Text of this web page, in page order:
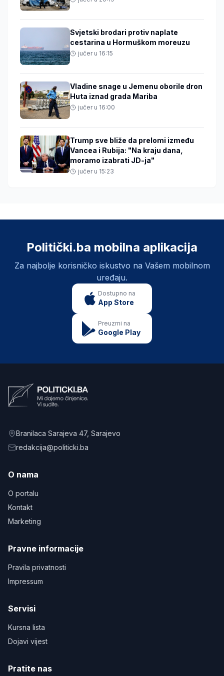
Svjetski brodari protiv naplate
cestarina u Hormuškom moreuzu
jučer u 16:15
Vladine snage u Jemenu oborile dron
Huta iznad grada Mariba
jučer u 16:00
Trump sve bliže da prelomi između
Vancea i Rubija: "Na kraju dana,
moramo izabrati JD-ja"
jučer u 15:23
Politički.ba mobilna aplikacija
Za najbolje korisničko iskustvo na Vašem mobilnom
uređaju.
Dostupno na
App Store
Preuzmi na
Google Play
Branilaca Sarajeva 47, Sarajevo
redakcija@politicki.ba
O nama
O portalu
Kontakt
Marketing
Pravne informacije
Pravila privatnosti
Impressum
Servisi
Kursna lista
Dojavi vijest
Pratite nas